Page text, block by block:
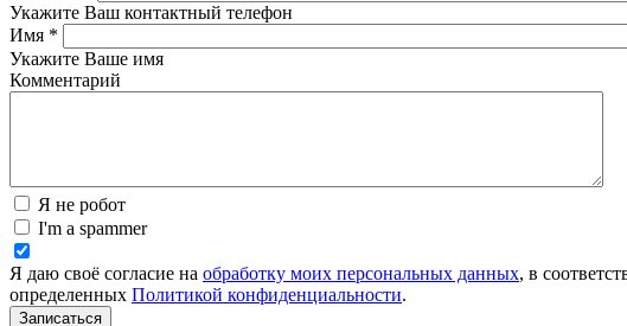
Укажите Ваш контактный телефон
Имя *
Укажите Ваше имя
Комментарий
Я не робот
I'm a spammer
Я даю своё согласие на обработку моих персональных данных, в
определенных Политикой конфиденциальности.